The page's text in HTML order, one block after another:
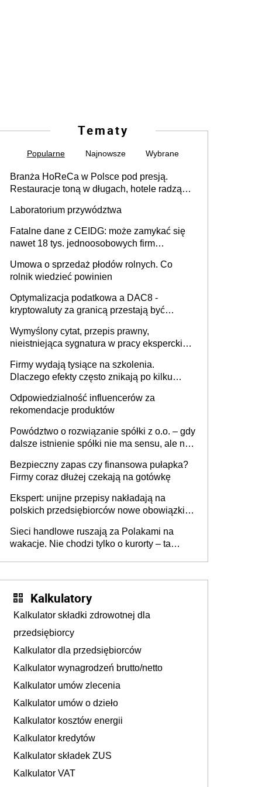
Tematy
Popularne Najnowsze Wybrane
Branża HoReCa w Polsce pod presją.
Restauracje toną w długach, hotele radzą
Laboratorium przywództwa
Fatalne dane z CEIDG: może zamykać się
nawet 18 tys. jednoosobowych firm
Umowa o sprzedaż płodów rolnych. Co
rolnik wiedzieć powinien
Optymalizacja podatkowa a DAC8 -
kryptowaluty za granicą przestają być
Wymyślony cytat, przepis prawny,
nieistniejąca sygnatura w pracy eksperckiej -
firmie
Firmy wydają tysiące na szkolenia.
Dlaczego efekty często znikają po kilku
Odpowiedzialność influencerów za
rekomendacje produktów
Powództwo o rozwiązanie spółki z o.o. – gdy
dalsze istnienie spółki nie ma sensu, ale nie
Bezpieczny zapas czy finansowa pułapka?
Firmy coraz dłużej czekają na gotówkę
Ekspert: unijne przepisy nakładają na
polskich przedsiębiorców nowe obowiązki w
Sieci handlowe ruszają za Polakami na
wakacje. Nie chodzi tylko o kurorty – ta
Kalkulatory
Kalkulator składki zdrowotnej dla
przedsiębiorcy
Kalkulator dla przedsiębiorców
Kalkulator wynagrodzeń brutto/netto
Kalkulator umów zlecenia
Kalkulator umów o dzieło
Kalkulator kosztów energii
Kalkulator kredytów
Kalkulator składek ZUS
Kalkulator VAT